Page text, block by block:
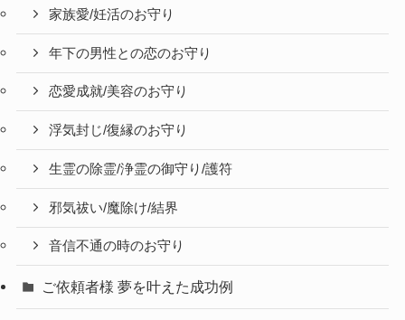
家族愛/妊活のお守り
年下の男性との恋のお守り
恋愛成就/美容のお守り
浮気封じ/復縁のお守り
生霊の除霊/浄霊の御守り/護符
邪気祓い/魔除け/結界
音信不通の時のお守り
ご依頼者様 夢を叶えた成功例